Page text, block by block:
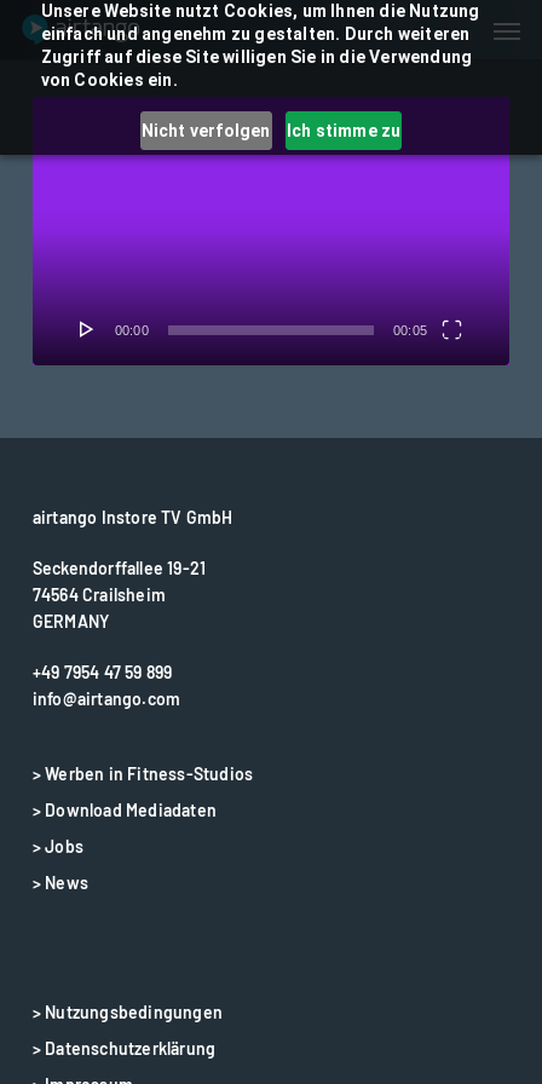
Unsere Website nutzt Cookies, um Ihnen die Nutzung
einfach und angenehm zu gestalten. Durch weiteren
Zugriff auf diese Site willigen Sie in die Verwendung
von Cookies ein.
Nicht verfolgen Ich stimme zu
Skip
content
00:00 00:05
airtango Instore TV GmbH
Seckendorffallee 19-21
74564 Crailsheim
GERMANY
+49 7954 47 59 899
info@airtango.com
> Werben in Fitness-Studios
> Download Mediadaten
> Jobs
> News
> Nutzungsbedingungen
> Datenschutzerklärung